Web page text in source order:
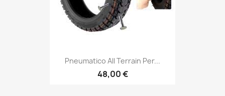
Pneumatico All Terrain Per...
48,00 €